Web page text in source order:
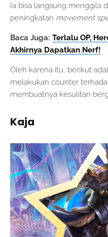
Ia bisa langsung menggila
peningkatan movement
Baca Juga: Terlalu OP,
Akhirnya Dapatkan Nerf!
Oleh karena itu, berikut
melakukan counter
membuatnya kesulitan
Kaja